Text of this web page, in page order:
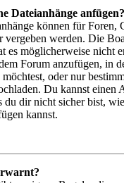
Dateianhänge anfügen?
können für Foren,
vergeben werden. Die
es möglicherweise nicht
Forum anzufügen, in
oder nur
Du kannst einen
du dir nicht sicher bist,
kannst.